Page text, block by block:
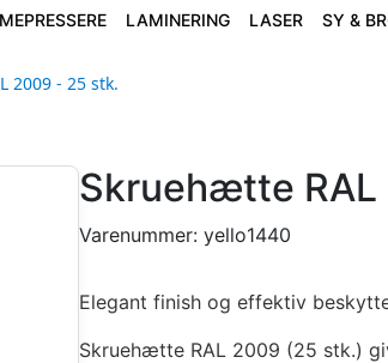
LAMINERING LASER SY &
2009 - 25 stk.
Skruehætte
Varenummer: yello1440
Elegant finish og effektiv
Skruehætte RAL 2009 (25 stk.)